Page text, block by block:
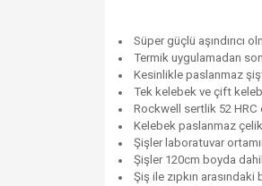
Süper güçlü aşındırıcı
Termik uygulamadan
Kesinlikle paslanmaz
Tek kelebek ve çift
Rockwell sertlik 52 HRC
Kelebek paslanmaz
Şişler laboratuvar
Şişler 120cm boyda
Şiş ile zıpkın